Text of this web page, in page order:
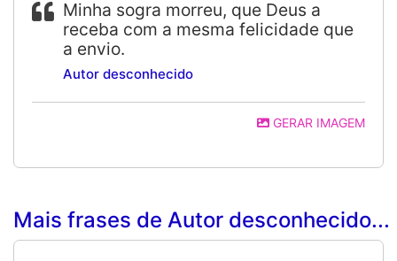
Minha sogra morreu, que Deus a
receba com a mesma felicidade que
a envio.
Autor desconhecido
GERAR IMAGEM
Mais frases de Autor desconhecido...